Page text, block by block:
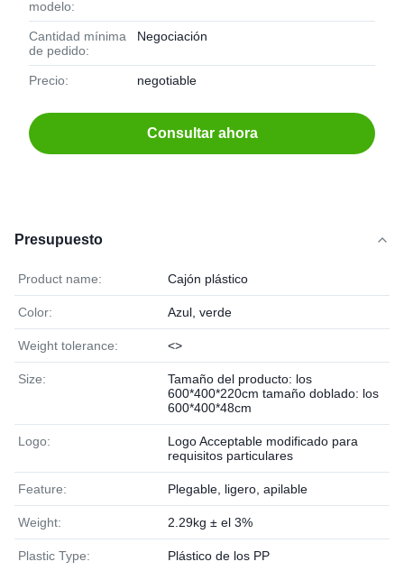
modelo:
Cantidad mínima
de pedido:
Negociación
Precio: negotiable
Consultar ahora
Presupuesto
Product name: Cajón plástico
Color: Azul, verde
Weight tolerance: <>
Size:
Tamaño del producto: los
600*400*220cm tamaño doblado: los
600*400*48cm
Logo:
Logo Acceptable modificado para
requisitos particulares
Feature: Plegable, ligero, apilable
Weight: 2.29kg ± el 3%
Plastic Type: Plástico de los PP